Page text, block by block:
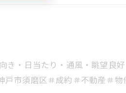
き・日当たり・通風・眺望良
市須磨区＃成約＃不動産＃物